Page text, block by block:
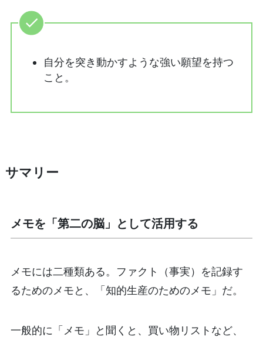
自分を突き動かすような強い願望を持つ
こと。
サマリー
メモを「第二の脳」として活用する
メモには二種類ある。ファクト（事実）を記録す
るためのメモと、「知的生産のためのメモ」だ。
一般的に「メモ」と聞くと、買い物リストなど、